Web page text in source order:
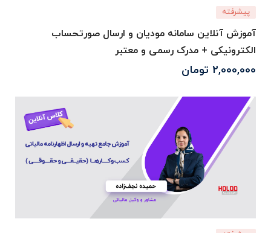
پیشرفته
آموزش آنلاین سامانه مودیان و ارسال صورتحساب
الکترونیکی + مدرک رسمی و معتبر
2,000,000 تومان